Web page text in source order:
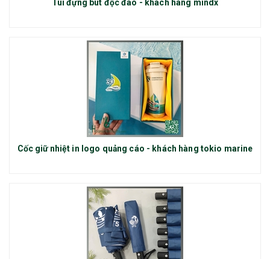
Túi đựng bút độc đáo - khách hàng mindx
Cốc giữ nhiệt in logo quảng cáo - khách hàng tokio marine